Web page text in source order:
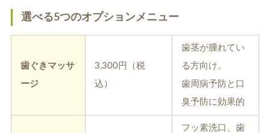
選べる5つのオプションメニュー
歯ぐきマッサ
ージ
3,300円（税
込）
歯茎が腫れてい
る方向け。
歯周病予防と口
臭予防に効果的
フッ素洗口、歯